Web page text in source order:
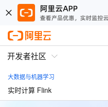
开发者社区
大数据与机器学习
实时计算 Flink